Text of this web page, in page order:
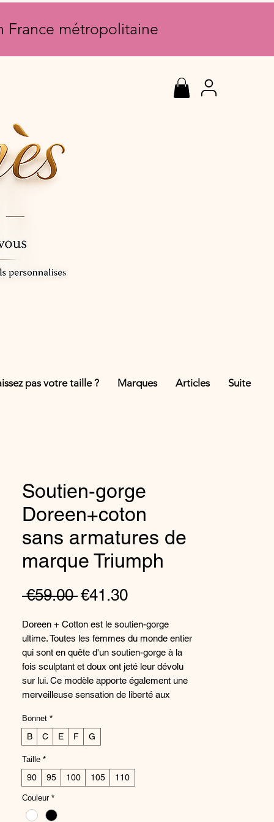
France métropolitaine
pas votre taille ? Marques Articles Suite
Soutien-gorge
Doreen+coton
sans armatures de
marque Triumph
€59.00 Regular
€41.30Sale
Doreen + Cotton est le soutien-gorge
ultime. Toutes les femmes du monde entier
qui sont en quête d'un soutien-gorge à la
fois sculptant et doux ont jeté leur dévolu
sur lui. Ce modèle apporte également une
merveilleuse sensation de liberté aux
modulant et agréable à porterBonnets non
rembourrés ornés d'une tendre dentelle
poitrineDécoupe en V avec bretelles
Softfeel larges et réglablesÉgalement
disponible en grandes tailles de
bonnetDécolleté rond et plus profond dans
Bonnet *
B C E F G
Taille *
90 95 100 105 110
Couleur *